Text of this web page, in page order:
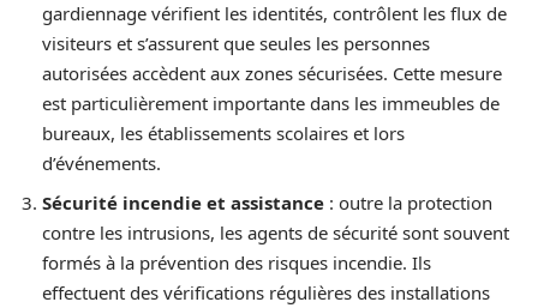
gardiennage vérifient les identités, contrôlent les flux de
visiteurs et s’assurent que seules les personnes
autorisées accèdent aux zones sécurisées. Cette mesure
est particulièrement importante dans les immeubles de
bureaux, les établissements scolaires et lors
d’événements.
Sécurité incendie et assistance : outre la protection
contre les intrusions, les agents de sécurité sont souvent
formés à la prévention des risques incendie. Ils
effectuent des vérifications régulières des installations